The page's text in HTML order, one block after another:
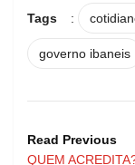
Tags :
governo ibaneis
Read Previous
QUEM